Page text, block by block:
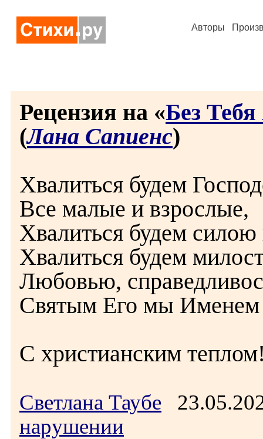
Авторы
Рецензия на «Без
(Лана Сапиенс)
Хвалиться будем
Все малые и взрослые,
Хвалиться будем
Хвалиться будем
Любовью,
Святым Его мы Именем
С христианским
Светлана Таубе
нарушении